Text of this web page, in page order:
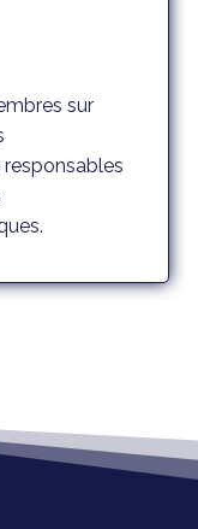
sur